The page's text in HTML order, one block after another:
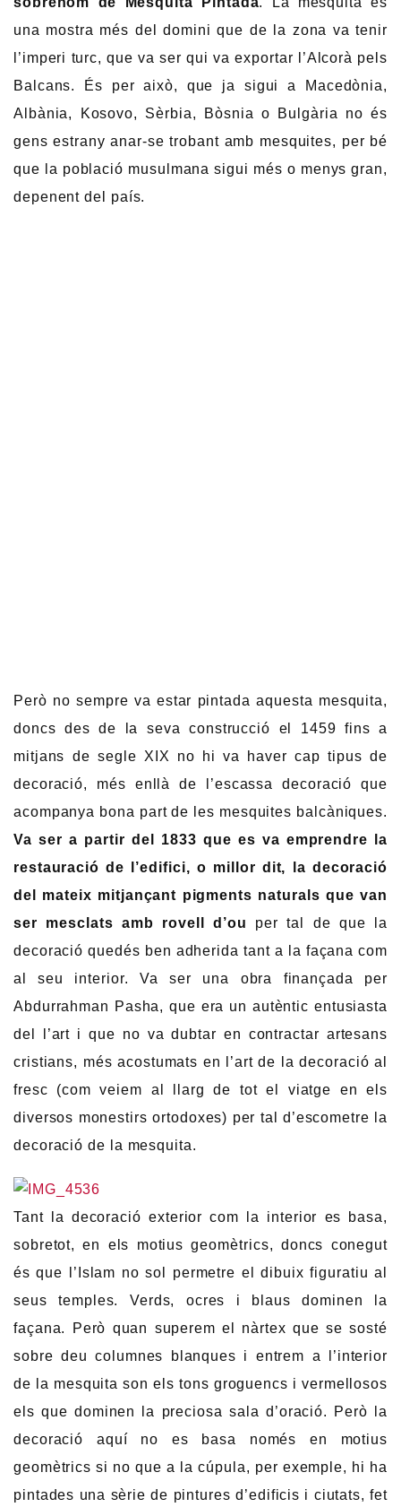
una mostra més del domini que de la zona va tenir
l’imperi turc, que va ser qui va exportar l’Alcorà pels
Balcans. És per això, que ja sigui a Macedònia,
Albània, Kosovo, Sèrbia, Bòsnia o Bulgària no és
gens estrany anar-se trobant amb mesquites, per bé
que la població musulmana sigui més o menys gran,
depenent del país.
Però no sempre va estar pintada aquesta mesquita,
doncs des de la seva construcció el 1459 fins a
mitjans de segle XIX no hi va haver cap tipus de
decoració, més enllà de l’escassa decoració que
acompanya bona part de les mesquites balcàniques.
Va ser a partir del 1833 que es va emprendre la
restauració de l’edifici, o millor dit, la decoració
del mateix mitjançant pigments naturals que van
ser mesclats amb rovell d’ou per tal de que la
decoració quedés ben adherida tant a la façana com
al seu interior. Va ser una obra finançada per
Abdurrahman Pasha, que era un autèntic entusiasta
del l’art i que no va dubtar en contractar artesans
cristians, més acostumats en l’art de la decoració al
fresc (com veiem al llarg de tot el viatge en els
diversos monestirs ortodoxes) per tal d’escometre la
decoració de la mesquita.
Tant la decoració exterior com la interior es basa,
sobretot, en els motius geomètrics, doncs conegut
és que l’Islam no sol permetre el dibuix figuratiu al
seus temples. Verds, ocres i blaus dominen la
façana. Però quan superem el nàrtex que se sosté
sobre deu columnes blanques i entrem a l’interior
de la mesquita son els tons groguencs i vermellosos
els que dominen la preciosa sala d’oració. Però la
decoració aquí no es basa només en motius
geomètrics si no que a la cúpula, per exemple, hi ha
pintades una sèrie de pintures d’edificis i ciutats, fet